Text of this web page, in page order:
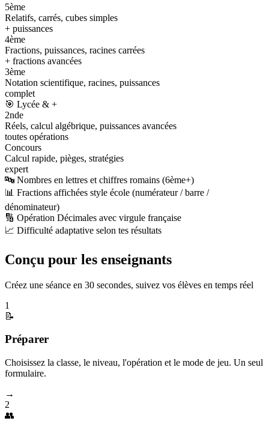
5ème
Relatifs, carrés, cubes simples
+ puissances
4ème
Fractions, puissances, racines carrées
+ fractions avancées
3ème
Notation scientifique, racines, puissances
complet
🎯 Lycée & +
2nde
Réels, calcul algébrique, puissances avancées
toutes opérations
Concours
Calcul rapide, pièges, stratégies
expert
🔤 Nombres en lettres et chiffres romains (6ème+)
📊 Fractions affichées style école (numérateur / barre /
dénominateur)
🔢 Opération Décimales avec virgule française
📈 Difficulté adaptative selon tes résultats
Conçu pour les enseignants
Créez une séance en 30 secondes, suivez vos élèves en temps réel
1
📝
Préparer
Choisissez la classe, le niveau, l'opération et le mode de jeu. Un seul
formulaire.
→
2
👥